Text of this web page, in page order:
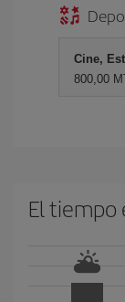
Cine,
800,00
El tiempo